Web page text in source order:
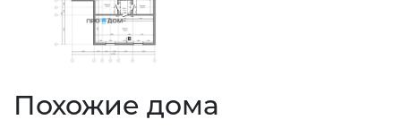
Похожие дома